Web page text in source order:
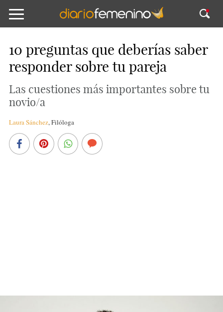
10 preguntas que deberías saber
responder sobre tu pareja
Las cuestiones más importantes sobre tu
novio/a
Laura Sánchez,Filóloga